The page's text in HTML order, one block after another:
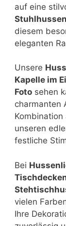
auf eine
diesem
eleganten
Unsere
Kapelle im
Foto sehen
charmanten
unseren
festliche
Bei
vielen
Ihre